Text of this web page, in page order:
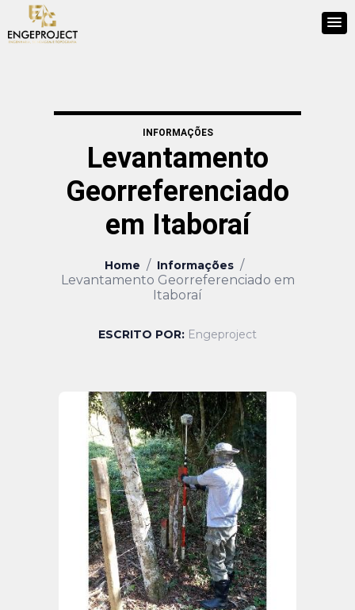
INFORMAÇÕES
Levantamento
Georreferenciado
em Itaboraí
Home / Informações /
Levantamento Georreferenciado em
Itaboraí
ESCRITO POR: Engeproject